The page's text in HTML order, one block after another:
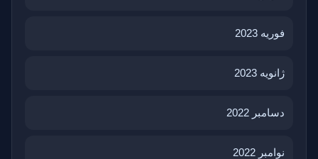
فوریه 2023
ژانویه 2023
دسامبر 2022
نوامبر 2022